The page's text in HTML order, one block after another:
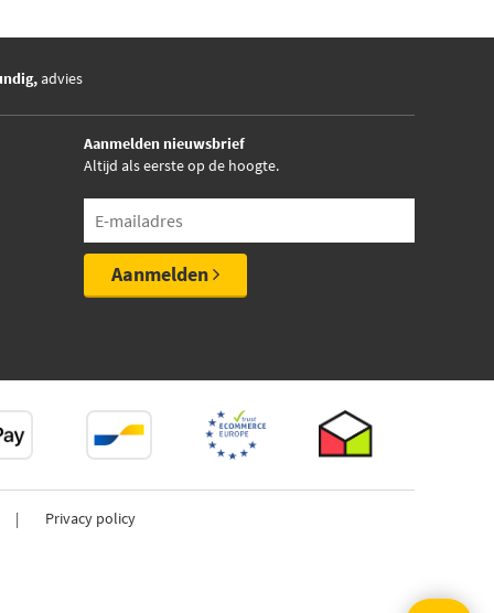
advies
Aanmelden nieuwsbrief
Altijd als eerste op de hoogte.
Aanmelden
Privacy policy